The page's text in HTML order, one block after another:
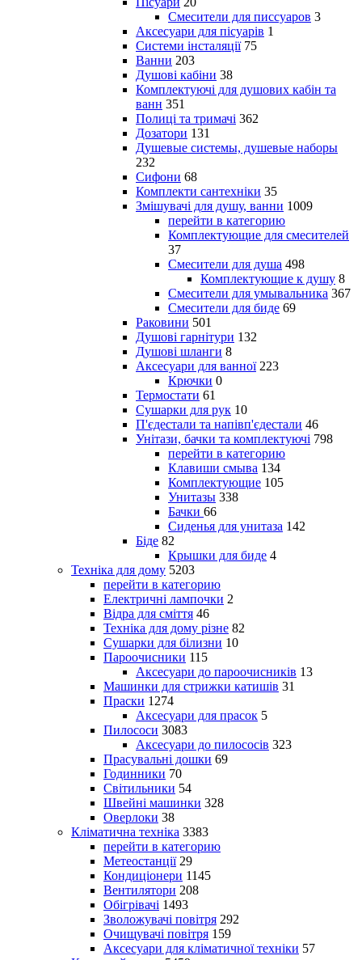
Смесители для писсуаров 3
Аксесуари для пісуарів 1
Системи інсталяції 75
Ванни 203
Душові кабіни 38
Комплектуючі для душових кабін та
ванн 351
Полиці та тримачі 362
Дозатори 131
Душевые системы, душевые наборы
232
Сифони 68
Комплекти сантехніки 35
Змішувачі для душу, ванни 1009
перейти в категорию
Комплектующие для смесителей
37
Смесители для душа 498
Комплектующие к душу 8
Смесители для умывальника 367
Смесители для биде 69
Раковини 501
Душові гарнітури 132
Душові шланги 8
Аксесуари для ванної 223
Крючки 0
Термостати 61
Сушарки для рук 10
П'єдестали та напівп'єдестали 46
Унітази, бачки та комплектуючі 798
перейти в категорию
Клавиши смыва 134
Комплектующие 105
Унитазы 338
Бачки 66
Сиденья для унитаза 142
Біде 82
Крышки для биде 4
Техніка для дому 5203
перейти в категорию
Електричні лампочки 2
Відра для сміття 46
Техніка для дому різне 82
Сушарки для білизни 10
Пароочисники 115
Аксесуари до пароочисників 13
Машинки для стрижки катишів 31
Праски 1274
Аксесуари для прасок 5
Пилососи 3083
Аксесуари до пилососів 323
Прасувальні дошки 69
Годинники 70
Світильники 54
Швейні машинки 328
Оверлоки 38
Кліматична техніка 3383
перейти в категорию
Метеостанції 29
Кондиціонери 1145
Вентилятори 208
Обігрівачі 1493
Зволожувачі повітря 292
Очищувачі повітря 159
Аксесуари для кліматичної техніки 57